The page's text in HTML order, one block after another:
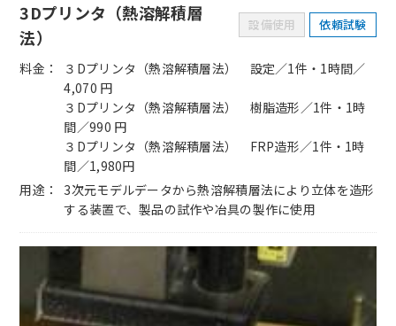
3Dプリンタ（熱溶解積層
法）
設備使用 依頼試験
料金
３Dプリンタ（熱溶解積層法） 設定／1件・1時間／
4,070 円
３Dプリンタ（熱溶解積層法） 樹脂造形／1件・1時
間／990 円
３Dプリンタ（熱溶解積層法） FRP造形／1件・1時
間／1,980円
用途
3次元モデルデータから熱溶解積層法により立体を造形
する装置で、製品の試作や冶具の製作に使用